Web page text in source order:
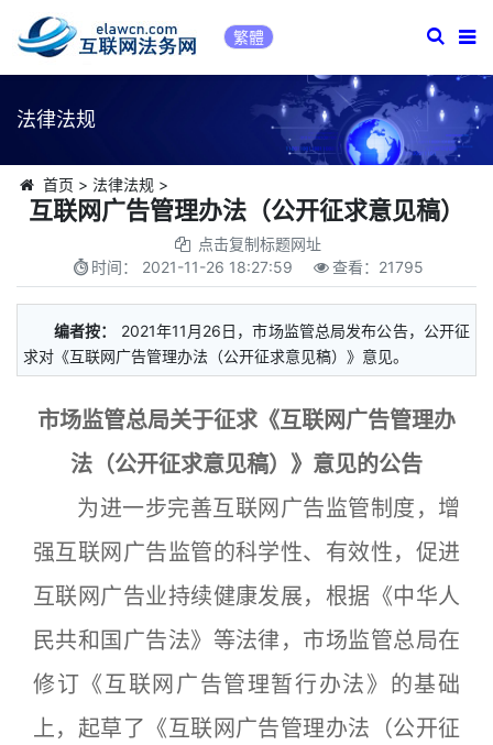
繁體
法律法规
首页 > 法律法规 >
互联网广告管理办法（公开征求意见稿）
点击复制标题网址
时间： 2021-11-26 18:27:59 查看： 21795
编者按：
2021年11月26日，市场监管总局发布公告，公开征
求对《互联网广告管理办法（公开征求意见稿）》意见。
市场监管总局关于征求《互联网广告管理办
法（公开征求意见稿）》意见的公告
为进一步完善互联网广告监管制度，增
强互联网广告监管的科学性、有效性，促进
互联网广告业持续健康发展，根据《中华人
民共和国广告法》等法律，市场监管总局在
修订《互联网广告管理暂行办法》的基础
上，起草了《互联网广告管理办法（公开征